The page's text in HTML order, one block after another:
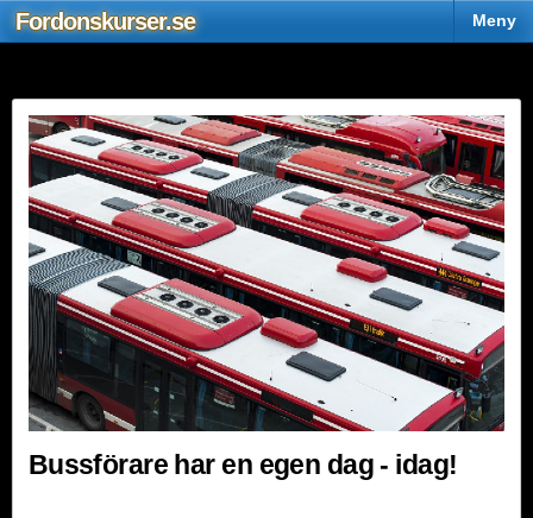
Fordonskurser.se Meny
Bussförare har en egen dag - idag!